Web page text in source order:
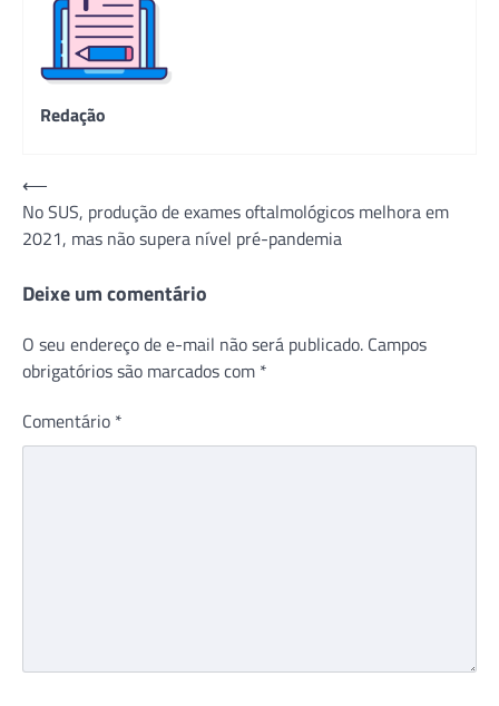
Redação
Navegação
de
Post
⟵
No SUS, produção de exames oftalmológicos melhora em
2021, mas não supera nível pré-pandemia
Deixe um comentário
O seu endereço de e-mail não será publicado. Campos
obrigatórios são marcados com *
Comentário *